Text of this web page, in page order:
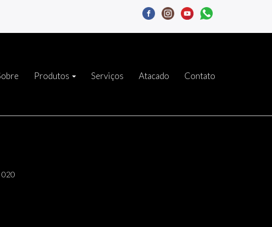
Produtos Serviços Atacado Contato
020